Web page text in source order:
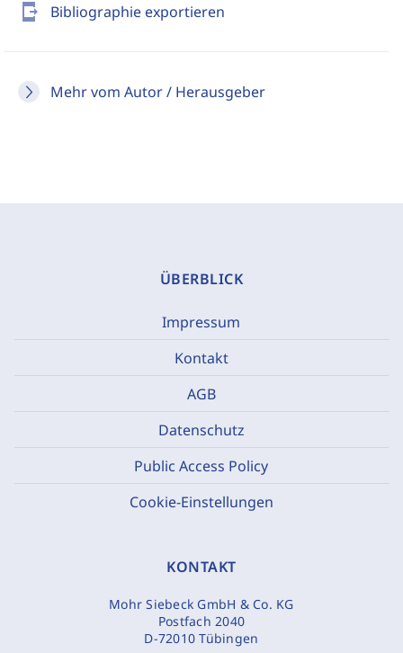
send_to_mobile Bibliographie exportieren
Mehr vom Autor / Herausgeber
ÜBERBLICK
Impressum
Kontakt
AGB
Datenschutz
Public Access Policy
Cookie-Einstellungen
KONTAKT
Mohr Siebeck GmbH & Co. KG
Postfach 2040
D-72010 Tübingen